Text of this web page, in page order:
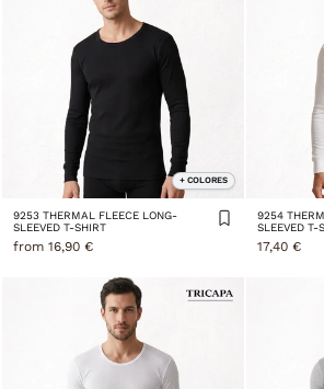
+ COLORES
9253 THERMAL FLEECE LONG-
SLEEVED T-SHIRT
from 16,90 €
9254
SLEEVED T-
17,40 €